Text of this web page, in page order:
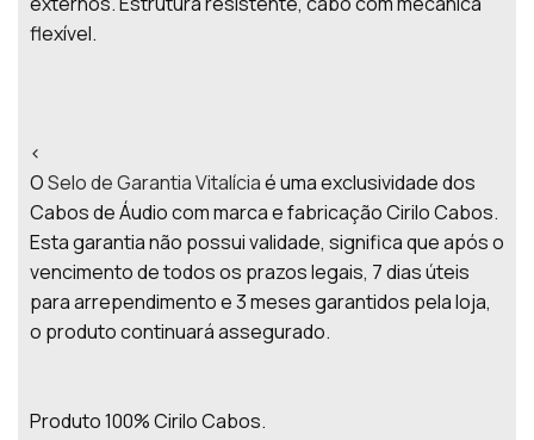
flexível.
<
OSelo de Garantia Vitalíciaé uma exclusividade dos
Cabos de Áudio com marca e fabricação Cirilo Cabos.
Esta garantia não possui validade, significa que após o
vencimento de todos os prazos legais, 7 dias úteis
para arrependimento e 3 meses garantidos pela loja,
o produto continuará assegurado.
Produto 100% Cirilo Cabos.